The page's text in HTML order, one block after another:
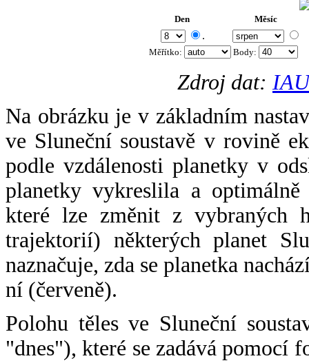
Den Měsíc
.
Měřítko: Body:
Zdroj dat:
Na obrázku je v základním
ve Sluneční soustavě v rovině
podle vzdálenosti planetky v
planetky vykreslila a
které lze změnit z vybraných
trajektorií) některých planet
naznačuje, zda se planetka
ní (červeně).
Polohu těles ve Sluneční
"dnes"), které se zadává pomocí